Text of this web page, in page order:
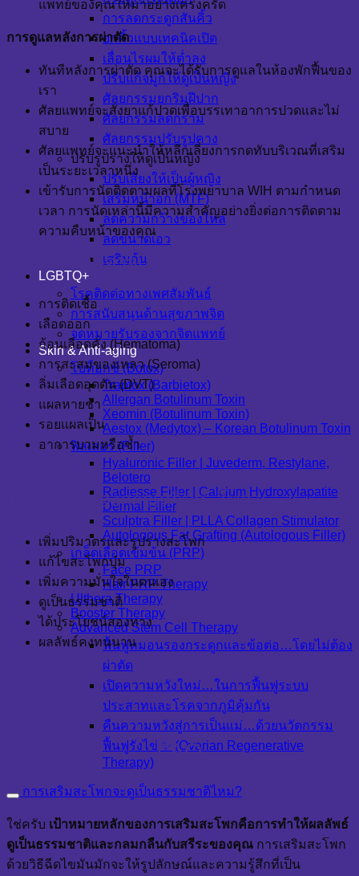
การลดกระดูกสันคิ้ว
ยกคิ้วแบบเทคนิคเปิด
เลื่อนไรผมให้ต่ำลง
ปรับแก้จมูกให้ดูเป็นหญิง
ศัลยกรรมยกริมฝีปาก
ศัลยกรรมลดกราม
ศัลยกรรมปรับรูปคาง
ปรับรูปร่างให้ดูเป็นหญิง
ปรับเสียงให้เป็นผู้หญิง
เสริมหน้าอก (MTF)
ลดความกว้างของไหล่
ลดขนาดเอว
เสริมก้น
LGBTQ+
โรคติดต่อทางเพศสัมพันธ์
การสนับสนุนด้านสุขภาพจิต
จดหมายรับรองจากจิตแพทย์
Skin & Anti-aging
โบท็อกซ์ (Botox)
Traptox (Barbietox)
Allergan Botulinum Toxin
Xeomin (Botulinum Toxin)
Aestox (Medytox) – Korean Botulinum Toxin
ฟิลเลอร์ (Filler)
Hyaluronic Filler | Juvederm, Restylane,
Belotero
Radiesse Filler | Calcium Hydroxylapatite
Dermal Filler
Sculptra Filler | PLLA Collagen Stimulator
Autologous Fat Grafting (Autologous Filler)
เกล็ดเลือดเข้มข้น (PRP)
Face PRP
Hair PRP Therapy
Ulthera Therapy
Booster Therapy
Advanced Stem Cell Therapy
ฟื้นฟูหมอนรองกระดูกและข้อต่อ…โดยไม่ต้อง
ผ่าตัด
เปิดความหวังใหม่…ในการฟื้นฟูระบบ
ประสาทและโรคจากภูมิคุ้มกัน
คืนความหวังสู่การเป็นแม่…ด้วยนวัตกรรม
ฟื้นฟูรังไข่ ✨ (Ovarian Regenerative
Therapy)
แพทย์ของคุณให้มาอย่างเคร่งครัด
การดูแลหลังการผ่าตัด
ทันทีหลังการผ่าตัด คุณจะได้รับการดูแลในห้องพักฟื้นของ
เรา
ศัลยแพทย์จะสั่งยาแก้ปวดเพื่อบรรเทาอาการปวดและไม่
สบาย
ศัลยแพทย์จะแนะนำให้หลีกเลี่ยงการกดทับบริเวณที่เสริม
เป็นระยะเวลาหนึ่ง
เข้ารับการนัดติดตามผลที่โรงพยาบาล WIH ตามกำหนด
เวลา การนัดเหล่านี้มีความสำคัญอย่างยิ่งต่อการติดตาม
ความคืบหน้าของคุณ
ความเสี่ยงที่อาจเกิดขึ้น
การติดเชื้อ
เลือดออก
ก้อนเลือดคั่ง (Hematoma)
การสะสมของเหลว (Seroma)
ลิ่มเลือดอุดตัน (DVT)
แผลหายช้า
รอยแผลเป็น
อาการบวมหรือช้ำ
ประโยชน์ของการเสริมสะโพก
เพิ่มปริมาตรและรูปร่างสะโพก
แก้ไขสะโพกบุ๋ม
เพิ่มความมั่นใจในตนเอง
ดูเป็นธรรมชาติ
ได้ประโยชน์สองทาง
ผลลัพธ์คงทนนาน
FAQ
การเสริมสะโพกจะดูเป็นธรรมชาติไหม?
ใช่ครับ เป้าหมายหลักของการเสริมสะโพกคือการทำให้ผลลัพธ์
ดูเป็นธรรมชาติและกลมกลืนกับสรีระของคุณ การเสริมสะโพก
ด้วยวิธีฉีดไขมันมักจะให้รูปลักษณ์และความรู้สึกที่เป็น